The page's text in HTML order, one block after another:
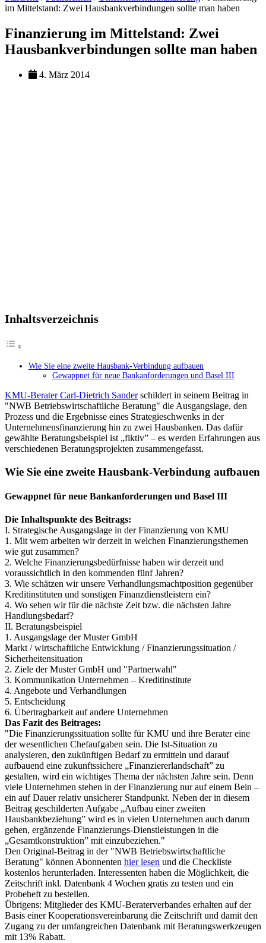
im Mittelstand: Zwei Hausbankverbindungen sollte man haben
Finanzierung im Mittelstand: Zwei
Hausbankverbindungen sollte man haben
4. März 2014
Inhaltsverzeichnis
Wie Sie eine zweite Hausbank-Verbindung aufbauen
Gewappnet für neue Bankanforderungen und Basel III
KMU-Berater Carl-Dietrich Sanderschildert in seinem Beitrag in
"NWB Betriebswirtschaftliche Beratung" die Ausgangslage, den
Prozess und die Ergebnisse eines Strategieschwenks in der
Unternehmensfinanzierung hin zu zwei Hausbanken. Das dafür
gewählte Beratungsbeispiel ist „fiktiv” – es werden Erfahrungen aus
verschiedenen Beratungsprojekten zusammengefasst.
Wie Sie eine zweite Hausbank-Verbindung aufbauen
Gewappnet für neue Bankanforderungen und Basel III
Die Inhaltspunkte des Beitrags:
I. Strategische Ausgangslage in der Finanzierung von KMU
1. Mit wem arbeiten wir derzeit in welchen Finanzierungsthemen
wie gut zusammen?
2. Welche Finanzierungsbedürfnisse haben wir derzeit und
voraussichtlich in den kommenden fünf Jahren?
3. Wie schätzen wir unsere Verhandlungsmachtposition gegenüber
Kreditinstituten und sonstigen Finanzdienstleistern ein?
4. Wo sehen wir für die nächste Zeit bzw. die nächsten Jahre
Handlungsbedarf?
II. Beratungsbeispiel
1. Ausgangslage der Muster GmbH
Markt / wirtschaftliche Entwicklung / Finanzierungssituation /
Sicherheitensituation
2. Ziele der Muster GmbH und "Partnerwahl"
3. Kommunikation Unternehmen – Kreditinstitute
4. Angebote und Verhandlungen
5. Entscheidung
6. Übertragbarkeit auf andere Unternehmen
Das Fazit des Beitrages:
"Die Finanzierungssituation sollte für KMU und ihre Berater eine
der wesentlichen Chefaufgaben sein. Die Ist-Situation zu
analysieren, den zukünftigen Bedarf zu ermitteln und darauf
aufbauend eine zukunftssichere „Finanziererlandschaft” zu
gestalten, wird ein wichtiges Thema der nächsten Jahre sein. Denn
viele Unternehmen stehen in der Finanzierung nur auf einem Bein –
ein auf Dauer relativ unsicherer Standpunkt. Neben der in diesem
Beitrag geschilderten Aufgabe „Aufbau einer zweiten
Hausbankbeziehung” wird es in vielen Unternehmen auch darum
gehen, ergänzende Finanzierungs-Dienstleistungen in die
„Gesamtkonstruktion” mit einzubeziehen."
Den Original-Beitrag in der "NWB Betriebswirtschaftliche
Beratung" können Abonnenten hier lesen und die Checkliste
kostenlos herunterladen. Interessenten haben die Möglichkeit, die
Zeitschrift inkl. Datenbank 4 Wochen gratis zu testen und ein
Probeheft zu bestellen.
Übrigens: Mitglieder des KMU-Beraterverbandes erhalten auf der
Basis einer Kooperationsvereinbarung die Zeitschrift und damit den
Zugang zu der umfangreichen Datenbank mit Beratungswerkzeugen
mit 13% Rabatt.